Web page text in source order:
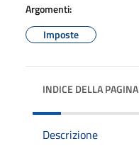
Argomenti:
Imposte
INDICE DELLA PAGINA
Descrizione